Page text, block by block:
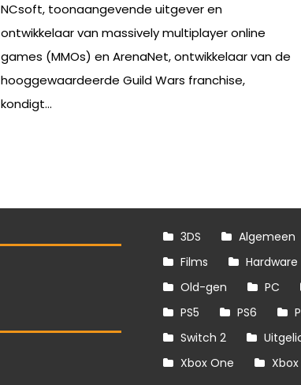
NCsoft, toonaangevende uitgever en
ontwikkelaar van massively multiplayer online
games (MMOs) en ArenaNet, ontwikkelaar van de
hooggewaardeerde Guild Wars franchise,
kondigt...
3DS Algemeen
Films
Hardware
Old-gen
PC
PS5
PS6
Switch 2
Xbox One
Xbox